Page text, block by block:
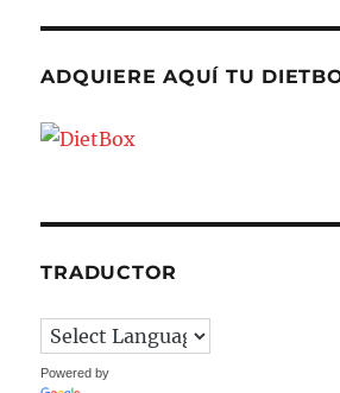
ADQUIERE AQUÍ TU
TRADUCTOR
Powered by